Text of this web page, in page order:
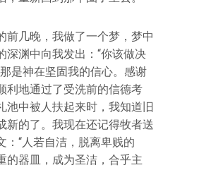
前几晚，我做了一个梦，梦中
深渊中向我发出：“你该做决
是神在坚固我的信心。感谢
利地通过了受洗前的信德考
池中被人扶起来时，我知道旧
新的了。我现在还记得牧者送
：“人若自洁，脱离卑贱的
的器皿，成为圣洁，合乎主